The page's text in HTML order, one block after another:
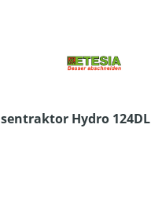
Hydro 124DL